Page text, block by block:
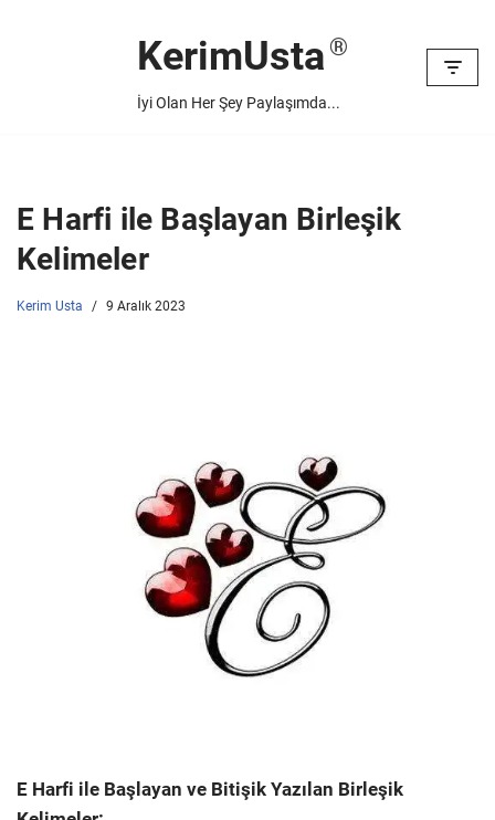
KerimUsta
İyi Olan Her Şey Paylaşımda...
E Harfi ile Başlayan Birleşik
Kelimeler
Kerim Usta 9 Aralık 2023
E Harfi ile Başlayan ve Bitişik Yazılan Birleşik